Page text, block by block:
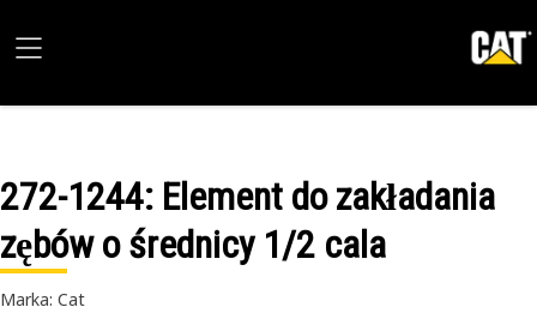
272-1244: Element do zakładania
zębów o średnicy 1/2 cala
Marka: Cat